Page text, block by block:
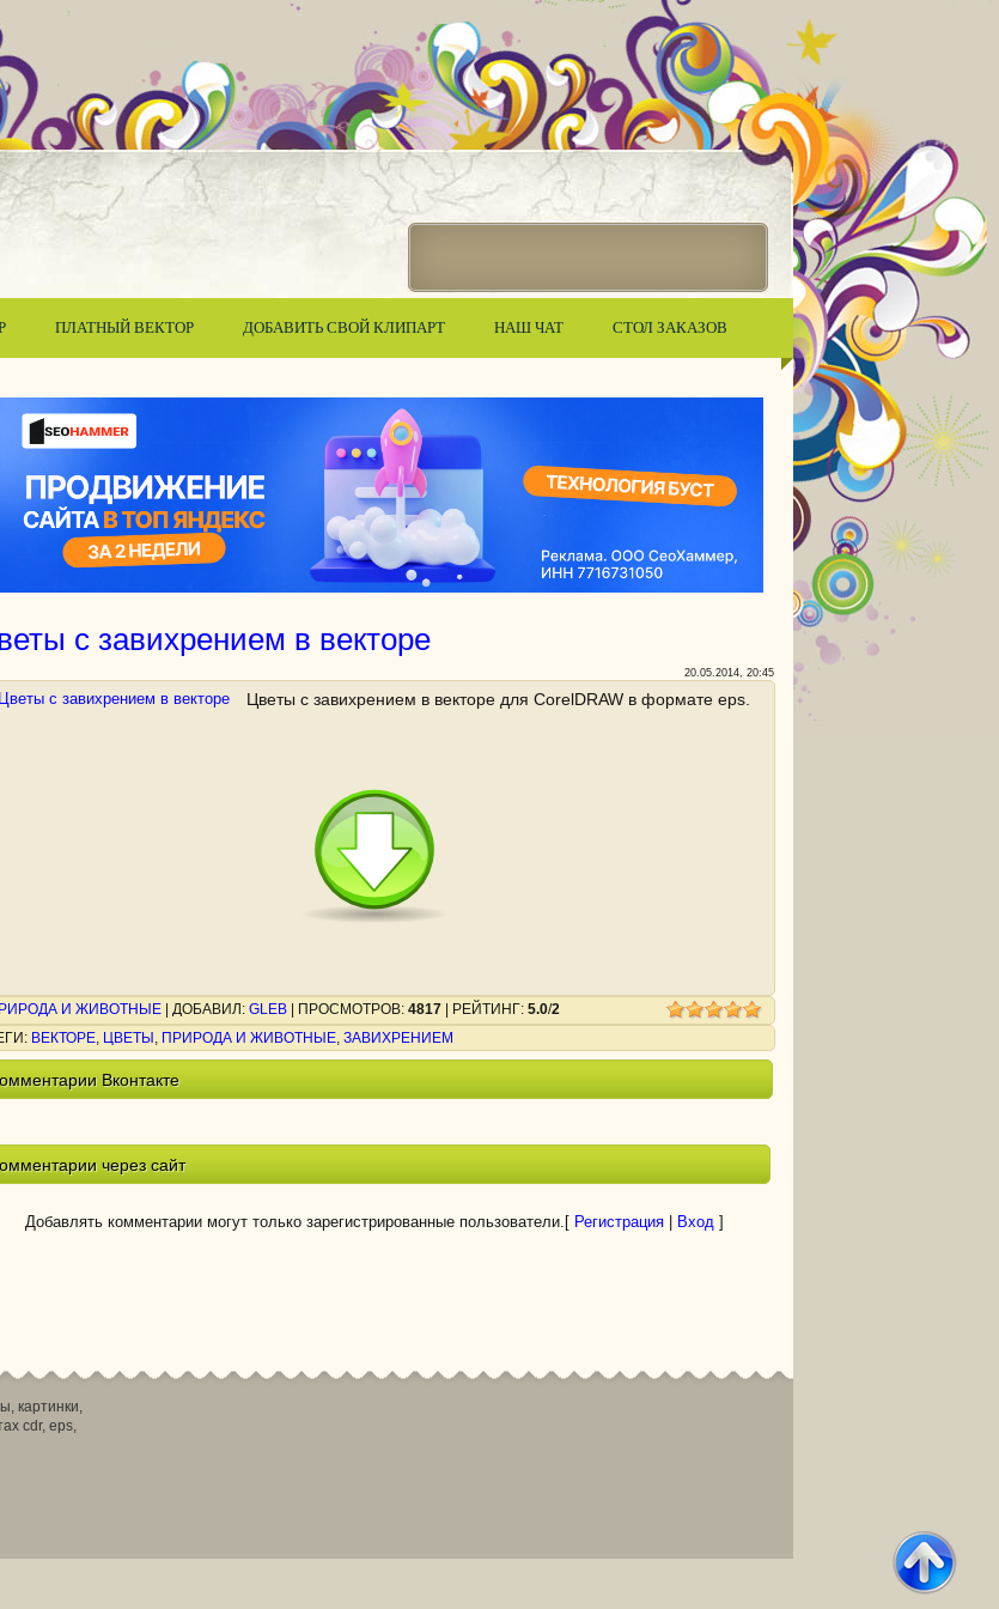
ПЛАТНЫЙ ВЕКТОР ДОБАВИТЬ СВОЙ КЛИПАРТ НАШ ЧАТ СТОЛ ЗАКАЗОВ
с завихрением в векторе
20.05.2014, 20:45
Цветы с завихрением в векторе для CorelDRAW в формате eps.
И ЖИВОТНЫЕ | ДОБАВИЛ: GLEB | ПРОСМОТРОВ: 4817 | РЕЙТИНГ: 5.0/2
: ВЕКТОРЕ ЦВЕТЫ ПРИРОДА И ЖИВОТНЫЕ ЗАВИХРЕНИЕМ
Вконтакте
через сайт
Добавлять комментарии могут только зарегистрированные пользователи. [ Регистрация | Вход ]
картинки,
cdr, eps,